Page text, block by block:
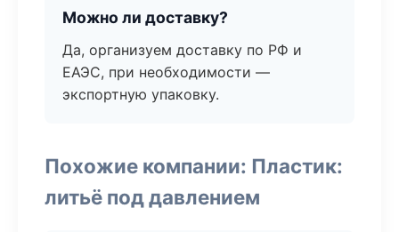
Можно ли доставку?
Да, организуем доставку по РФ и
ЕАЭС, при необходимости —
экспортную упаковку.
Похожие компании: Пластик:
литьё под давлением